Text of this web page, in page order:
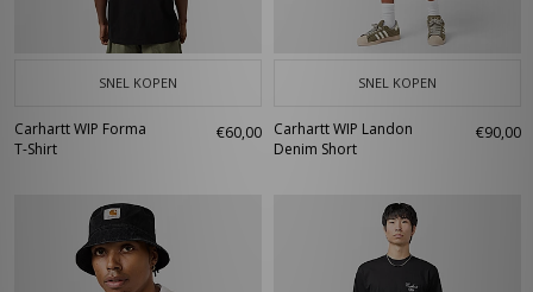
SNEL KOPEN
Carhartt WIP Forma
T-Shirt
€60,00
SNEL KOPEN
Carhartt WIP Landon
Denim Short
€90,00